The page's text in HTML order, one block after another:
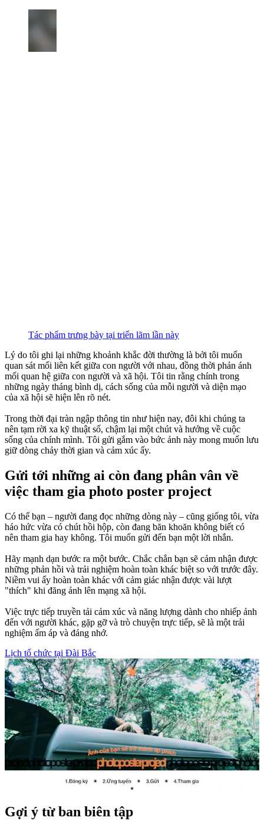
Tác phẩm trưng bày tại triển lãm lần này
Lý do tôi ghi lại những khoảnh khắc đời thường là bởi tôi muốn
quan sát mối liên kết giữa con người với nhau, đồng thời phản ánh
mối quan hệ giữa con người và xã hội. Tôi tin rằng chính trong
những ngày tháng bình dị, cách sống của mỗi người và diện mạo
của xã hội sẽ hiện lên rõ nét.
Trong thời đại tràn ngập thông tin như hiện nay, đôi khi chúng ta
nên tạm rời xa kỹ thuật số, chậm lại một chút và hướng về cuộc
sống của chính mình. Tôi gửi gắm vào bức ảnh này mong muốn lưu
giữ dòng chảy thời gian và cảm xúc ấy.
Gửi tới những ai còn đang phân vân về
việc tham gia photo poster project
Có thể bạn – người đang đọc những dòng này – cũng giống tôi, vừa
háo hức vừa có chút hồi hộp, còn đang băn khoăn không biết có
nên tham gia hay không. Tôi muốn gửi đến bạn một lời nhắn.
Hãy mạnh dạn bước ra một bước. Chắc chắn bạn sẽ cảm nhận được
những phản hồi và trải nghiệm hoàn toàn khác biệt so với trước đây.
Niềm vui ấy hoàn toàn khác với cảm giác nhận được vài lượt
"thích" khi đăng ảnh lên mạng xã hội.
Việc trực tiếp truyền tải cảm xúc và năng lượng dành cho nhiếp ảnh
đến với người khác, gặp gỡ và trò chuyện trực tiếp, sẽ là một trải
nghiệm ấm áp và đáng nhớ.
Lịch tổ chức tại Đài Bắc
Gợi ý từ ban biên tập